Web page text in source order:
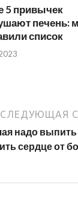
5 привычек
печень:
список
СЛЕДУЮЩАЯ
надо выпить
сердце от